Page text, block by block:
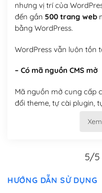
nhưng vị trí của
đến gần 500 trang web
bằng WordPress.
WordPress vẫn luôn tồn
– Có mã nguồn CMS mở
Mã nguồn mở cung cấp
đổi theme, tự cài plugin,
Có thể tùy biến trên
5/5
HƯỚNG DẪN SỬ DỤNG